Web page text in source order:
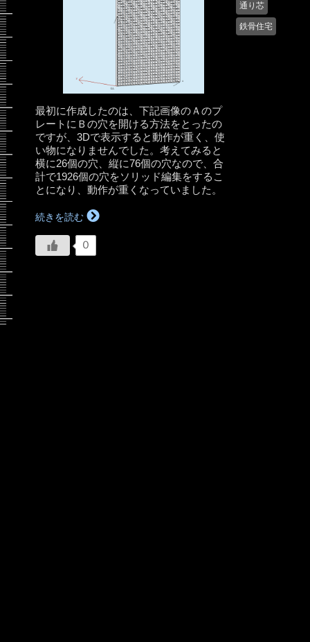
最初に作成したのは、下記画像のＡのプ
レートにＢの穴を開ける方法をとったの
ですが、3Dで表示すると動作が重く、使
い物になりませんでした。考えてみると
横に26個の穴、縦に76個の穴なので、合
計で1926個の穴をソリッド編集をするこ
とになり、動作が重くなっていました。
続きを読む
0
通り芯
鉄骨住宅